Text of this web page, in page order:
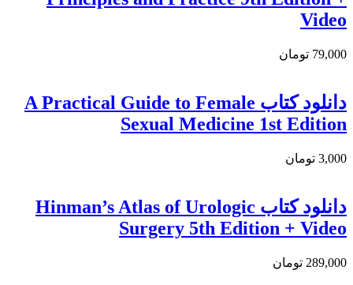
Video
79,000 تومان
دانلود کتاب A Practical Guide to Female
Sexual Medicine 1st Edition
3,000 تومان
دانلود کتاب Hinman’s Atlas of Urologic
Surgery 5th Edition + Video
289,000 تومان